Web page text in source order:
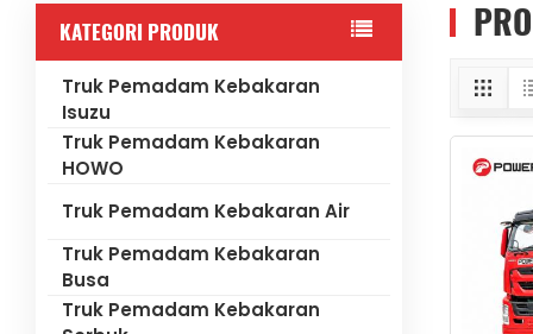
KATEGORI PRODUK
Truk Pemadam Kebakaran
Isuzu
Truk Pemadam Kebakaran
HOWO
Truk Pemadam Kebakaran Air
Truk Pemadam Kebakaran
Busa
Truk Pemadam Kebakaran